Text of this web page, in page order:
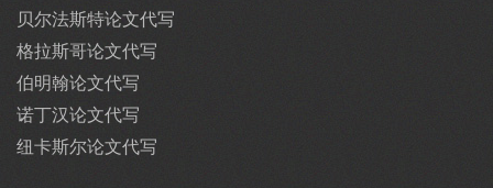
贝尔法斯特论文代写
格拉斯哥论文代写
伯明翰论文代写
诺丁汉论文代写
纽卡斯尔论文代写